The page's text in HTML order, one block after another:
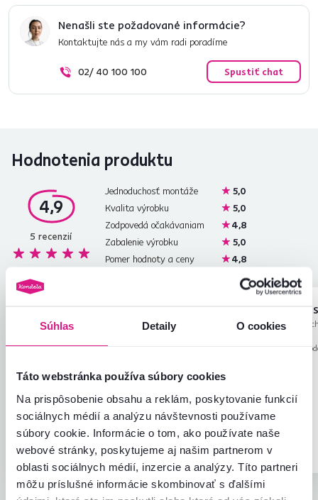
Súhlas Detaily O cookies
Táto webstránka používa súbory cookies
Na prispôsobenie obsahu a reklám, poskytovanie funkcií
sociálnych médií a analýzu návštevnosti používame
súbory cookie. Informácie o tom, ako používate naše
webové stránky, poskytujeme aj našim partnerom v
oblasti sociálnych médií, inzercie a analýzy. Títo partneri
môžu príslušné informácie skombinovať s ďalšími
Nenašli ste požadované informácie?
Kontaktujte nás a my vám radi poradíme
02/ 40 100 100 Spustiť chat
Hodnotenia produktu
4,9
5 recenzií
Jednoduchosť montáže
5,0
Kvalita výrobku
5,0
Zodpovedá očakávaniam
4,8
Zabalenie výrobku
5,0
Pomer hodnoty a ceny
4,8
L
7.1.2026, Kostolné
kreslo pre psa takze to vyhovuje.
Recenzia pre rovnaký model, avšak v inom
Overený
nákup
Užitočné
(0x)
S
Stanislava
22.4.2026,
Recenzia pre rovnaký
Overený nákup